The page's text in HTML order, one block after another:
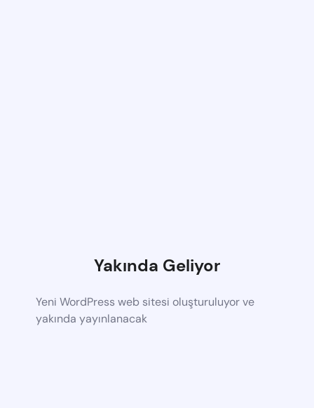
Yakında Geliyor
Yeni WordPress web sitesi oluşturuluyor ve
yakında yayınlanacak